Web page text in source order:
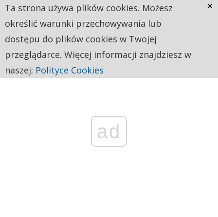
ad
Ta strona używa plików cookies. Możesz
określić warunki przechowywania lub
dostępu do plików cookies w Twojej
przeglądarce. Więcej informacji znajdziesz w
naszej: Polityce Cookies
×